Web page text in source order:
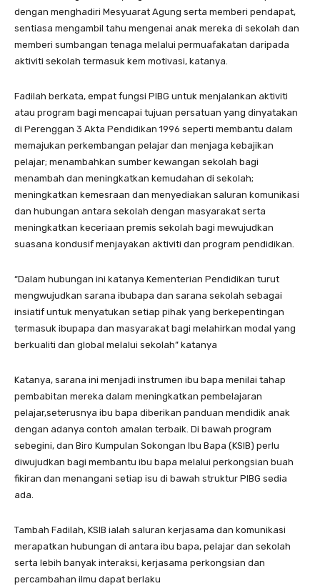
dengan menghadiri Mesyuarat Agung serta memberi pendapat,
sentiasa mengambil tahu mengenai anak mereka di sekolah dan
memberi sumbangan tenaga melalui permuafakatan daripada
aktiviti sekolah termasuk kem motivasi, katanya.
Fadilah berkata, empat fungsi PIBG untuk menjalankan aktiviti
atau program bagi mencapai tujuan persatuan yang dinyatakan
di Perenggan 3 Akta Pendidikan 1996 seperti membantu dalam
memajukan perkembangan pelajar dan menjaga kebajikan
pelajar; menambahkan sumber kewangan sekolah bagi
menambah dan meningkatkan kemudahan di sekolah;
meningkatkan kemesraan dan menyediakan saluran komunikasi
dan hubungan antara sekolah dengan masyarakat serta
meningkatkan keceriaan premis sekolah bagi mewujudkan
suasana kondusif menjayakan aktiviti dan program pendidikan.
“Dalam hubungan ini katanya Kementerian Pendidikan turut
mengwujudkan sarana ibubapa dan sarana sekolah sebagai
insiatif untuk menyatukan setiap pihak yang berkepentingan
termasuk ibupapa dan masyarakat bagi melahirkan modal yang
berkualiti dan global melalui sekolah” katanya
Katanya, sarana ini menjadi instrumen ibu bapa menilai tahap
pembabitan mereka dalam meningkatkan pembelajaran
pelajar,seterusnya ibu bapa diberikan panduan mendidik anak
dengan adanya contoh amalan terbaik. Di bawah program
sebegini, dan Biro Kumpulan Sokongan Ibu Bapa (KSIB) perlu
diwujudkan bagi membantu ibu bapa melalui perkongsian buah
fikiran dan menangani setiap isu di bawah struktur PIBG sedia
ada.
Tambah Fadilah, KSIB ialah saluran kerjasama dan komunikasi
merapatkan hubungan di antara ibu bapa, pelajar dan sekolah
serta lebih banyak interaksi, kerjasama perkongsian dan
percambahan ilmu dapat berlaku